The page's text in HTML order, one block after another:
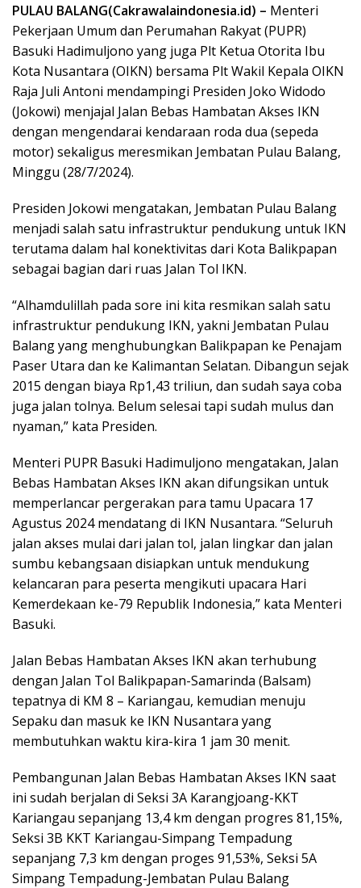
PULAU BALANG(Cakrawalaindonesia.id) – Menteri
Pekerjaan Umum dan Perumahan Rakyat (PUPR)
Basuki Hadimuljono yang juga Plt Ketua Otorita Ibu
Kota Nusantara (OIKN) bersama Plt Wakil Kepala OIKN
Raja Juli Antoni mendampingi Presiden Joko Widodo
(Jokowi) menjajal Jalan Bebas Hambatan Akses IKN
dengan mengendarai kendaraan roda dua (sepeda
motor) sekaligus meresmikan Jembatan Pulau Balang,
Minggu (28/7/2024).
Presiden Jokowi mengatakan, Jembatan Pulau Balang
menjadi salah satu infrastruktur pendukung untuk IKN
terutama dalam hal konektivitas dari Kota Balikpapan
sebagai bagian dari ruas Jalan Tol IKN.
“Alhamdulillah pada sore ini kita resmikan salah satu
infrastruktur pendukung IKN, yakni Jembatan Pulau
Balang yang menghubungkan Balikpapan ke Penajam
Paser Utara dan ke Kalimantan Selatan. Dibangun sejak
2015 dengan biaya Rp1,43 triliun, dan sudah saya coba
juga jalan tolnya. Belum selesai tapi sudah mulus dan
nyaman,” kata Presiden.
Menteri PUPR Basuki Hadimuljono mengatakan, Jalan
Bebas Hambatan Akses IKN akan difungsikan untuk
memperlancar pergerakan para tamu Upacara 17
Agustus 2024 mendatang di IKN Nusantara. “Seluruh
jalan akses mulai dari jalan tol, jalan lingkar dan jalan
sumbu kebangsaan disiapkan untuk mendukung
kelancaran para peserta mengikuti upacara Hari
Kemerdekaan ke-79 Republik Indonesia,” kata Menteri
Basuki.
Jalan Bebas Hambatan Akses IKN akan terhubung
dengan Jalan Tol Balikpapan-Samarinda (Balsam)
tepatnya di KM 8 – Kariangau, kemudian menuju
Sepaku dan masuk ke IKN Nusantara yang
membutuhkan waktu kira-kira 1 jam 30 menit.
Pembangunan Jalan Bebas Hambatan Akses IKN saat
ini sudah berjalan di Seksi 3A Karangjoang-KKT
Kariangau sepanjang 13,4 km dengan progres 81,15%,
Seksi 3B KKT Kariangau-Simpang Tempadung
sepanjang 7,3 km dengan proges 91,53%, Seksi 5A
Simpang Tempadung-Jembatan Pulau Balang